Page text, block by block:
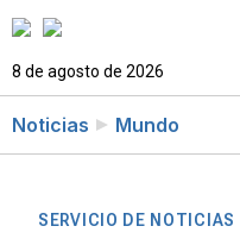
8 de agosto de 2026
Noticias Mundo
SERVICIO DE NOTICIAS